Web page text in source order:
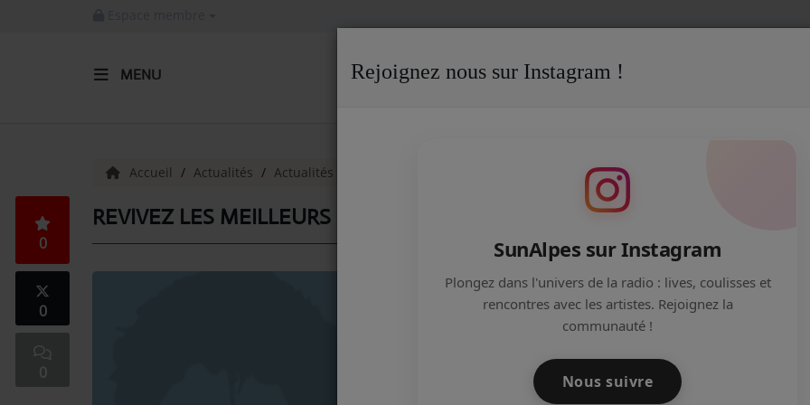
MENU
ACTUALITÉS DE LA RADIO
EMISSIONS
EQUIPE
ARTISTES
TITRES DIFFUSÉS
Accueil Actualités Actualités Revivez les meilleurs hits de Michael Jackson !
REVIVEZ LES MEILLEURS HITS DE MICHAEL JACKSON !
0
0
0
Rejoignez nous sur Instagram !
SunAlpes sur Instagram
Plongez dans l'univers de la radio : lives, coulisses et
rencontres avec les artistes. Rejoignez la
communauté !
Nous suivre